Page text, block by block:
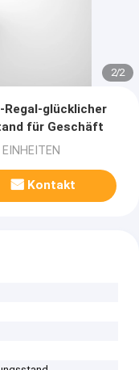
2/2
Regal-glücklicher
für Geschäft
Kontakt